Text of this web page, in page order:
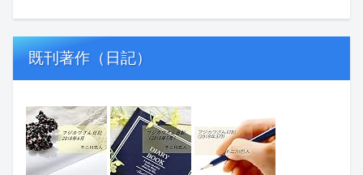
既刊著作（日記）